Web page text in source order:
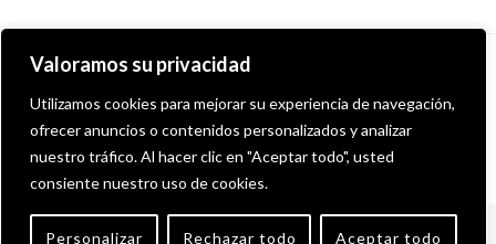
Valoramos su privacidad
Utilizamos cookies para mejorar su experiencia de navegación,
ofrecer anuncios o contenidos personalizados y analizar
nuestro tráfico. Al hacer clic en "Aceptar todo", usted
consiente nuestro uso de cookies.
Personalizar Rechazar todo Aceptar todo
English (Inglés Español